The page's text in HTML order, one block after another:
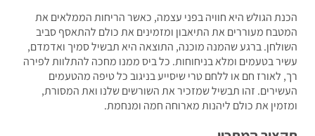
הגולש היא חוויה בפני עצמה, כאשר הריחות הממלאים את
מעוררים את התיאבון ומזמינים את כולם להתאסף סביב
ברגע שהמנה מוכנה, התוצאה היא תבשיל סמיך ואדמדם,
בטעמים ומלא בניחוחות. כל ביס ממנו מחכה להתלוות לפירה
לאורז חם או ללחם טרי שיסייע בניגוב כל טיפה מהטעמים
זהו תבשיל שמזכיר את השורשים שלנו ואת המסורת,
את כולם ליהנות מארוחה חמה ומנחמת.